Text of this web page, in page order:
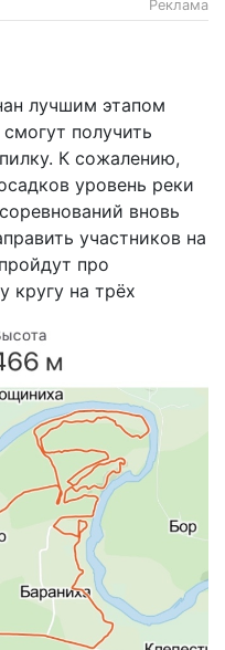
Реклама
лучшим этапом
получить
К сожалению,
уровень реки
вновь
участников на
про
кругу на трёх